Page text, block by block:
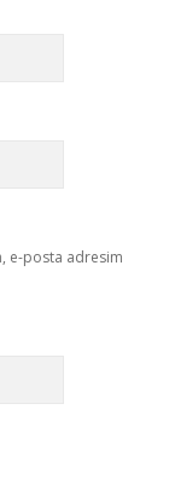
e-posta adresim